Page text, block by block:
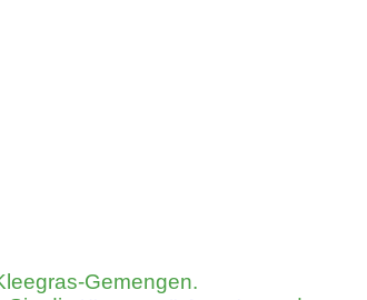
Gemengen.